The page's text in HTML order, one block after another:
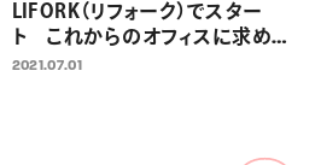
LIFORK（リフォーク）でスター
ト これからのオフィスに求めら
れるコミュニケーションツール提
2021.07.01